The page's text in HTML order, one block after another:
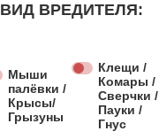
ВИД ВРЕДИТЕЛЯ:
Мыши
палёвки /
Крысы/
Грызуны
Клещи /
Комары /
Сверчки /
Пауки /
Гнус